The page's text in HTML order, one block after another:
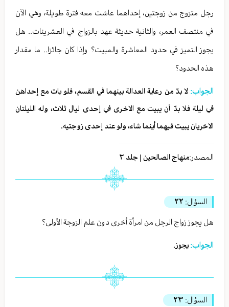
رجل متزوج من زوجتين، إحداهما عاشت معه فترة طويلة، وهي الآن
في منتصف العمر، والثانية حديثة عهد بالزواج في العشرينات.. هل
يجوز التميز في حدود المعاشرة والمبيت؟ وإذا كان جائزا.. ما مقدار
هذه الحدود؟
الجواب: لا بدّ من رعاية العدالة بينهما في القسم، فلو بات مع إحداهن
في ليلة فلا بدّ أن يبيت مع الاخرى في إحدى ليال ثلاث، وله الليلتان
الاخريان يبيت فيهما أينما شاء، ولو عند إحدى زوجتيه.
المصدر:منهاج الصالحين | جلد ٣
السؤال: ٢٢
هل يجوز زواج الرجل من امرأة أخرى دون علم الزوجة الأولى؟
الجواب: يجوز.
السؤال: ٢٣